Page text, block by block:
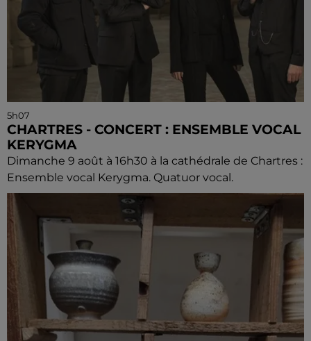
5h07
CHARTRES - CONCERT : ENSEMBLE VOCAL
KERYGMA
Dimanche 9 août à 16h30 à la cathédrale de Chartres :
Ensemble vocal Kerygma. Quatuor vocal.